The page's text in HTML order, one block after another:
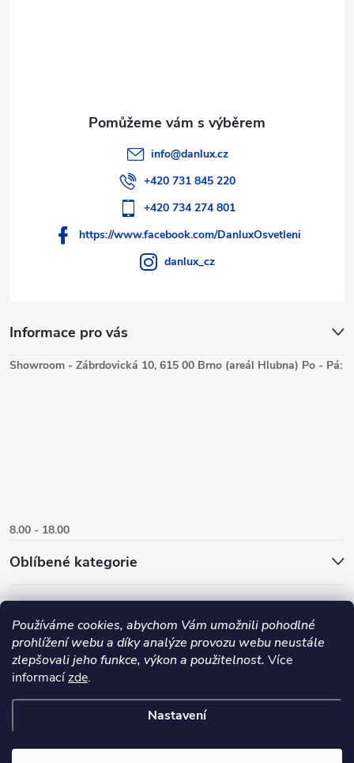
Používáme cookies, abychom Vám umožnili pohodlné
prohlížení webu a díky analýze provozu webu neustále
zlepšovali jeho funkce, výkon a použitelnost. Více
informacízde.
Nastavení
Informace pro vás
info@danlux.cz
+420 731 845 220
+420 734 274 801
https://www.facebook.com/DanluxOsvetleni
danlux_cz
Showroom - Zábrdovická 10, 615 00 Brno (areál Hlubna) Po - Pá:
8.00 - 18.00
Oblíbené kategorie
Copyright 2026
cookies